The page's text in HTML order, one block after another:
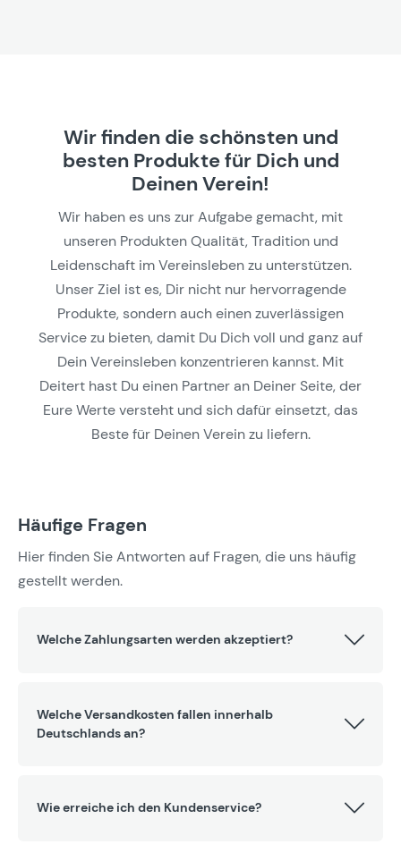
Wir finden die schönsten und
besten Produkte für Dich und
Deinen Verein!
Wir haben es uns zur Aufgabe gemacht, mit
unseren Produkten Qualität, Tradition und
Leidenschaft im Vereinsleben zu unterstützen.
Unser Ziel ist es, Dir nicht nur hervorragende
Produkte, sondern auch einen zuverlässigen
Service zu bieten, damit Du Dich voll und ganz auf
Dein Vereinsleben konzentrieren kannst. Mit
Deitert hast Du einen Partner an Deiner Seite, der
Eure Werte versteht und sich dafür einsetzt, das
Beste für Deinen Verein zu liefern.
Häufige Fragen
Hier finden Sie Antworten auf Fragen, die uns häufig
gestellt werden.
Welche Zahlungsarten werden akzeptiert?
Welche Versandkosten fallen innerhalb
Deutschlands an?
Wie erreiche ich den Kundenservice?